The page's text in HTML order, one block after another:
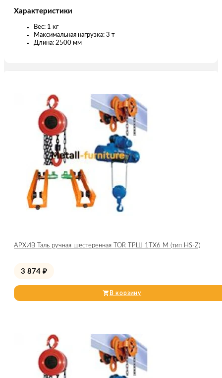
Характеристики
Вес: 1 кг
Максимальная нагрузка: 3 т
Длина: 2500 мм
АРХИВ Таль ручная шестеренная TOR ТРШ 1ТХ6 М (тип HS-Z)
3 874 ₽
В корзину